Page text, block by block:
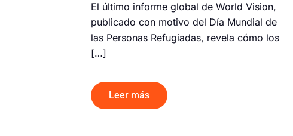
El último informe global de World Vision,
publicado con motivo del Día Mundial de
las Personas Refugiadas, revela cómo los
[…]
Leer más